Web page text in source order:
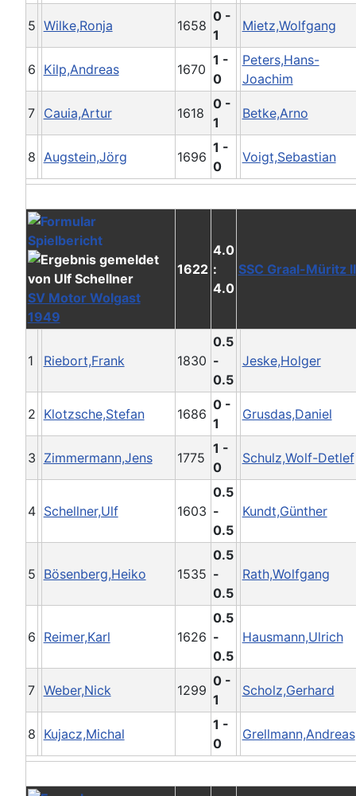
5 Wilke,Ronja 1658
0 -
1
Mietz,Wolfgang
6 Kilp,Andreas 1670
1 -
0
Peters,Hans-
Joachim
7 Cauia,Artur 1618
0 -
1
Betke,Arno
8 Augstein,Jörg 1696
1 -
0
Voigt,Sebastian
SV Motor Wolgast
1949
1622
4.0
:
4.0
SSC Graal-Müritz II
1 Riebort,Frank 1830
0.5
-
0.5
Jeske,Holger
2 Klotzsche,Stefan 1686
0 -
1
Grusdas,Daniel
3 Zimmermann,Jens 1775
1 -
0
Schulz,Wolf-Detlef
4 Schellner,Ulf 1603
0.5
-
0.5
Kundt,Günther
5 Bösenberg,Heiko 1535
0.5
-
0.5
Rath,Wolfgang
6 Reimer,Karl 1626
0.5
-
0.5
Hausmann,Ulrich
7 Weber,Nick 1299
0 -
1
Scholz,Gerhard
8 Kujacz,Michal
1 -
0
Grellmann,Andreas